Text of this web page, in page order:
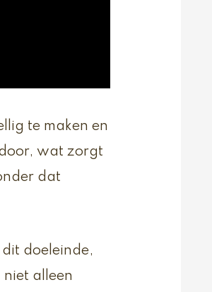
te maken en
wat zorgt
dat
doeleinde,
niet alleen